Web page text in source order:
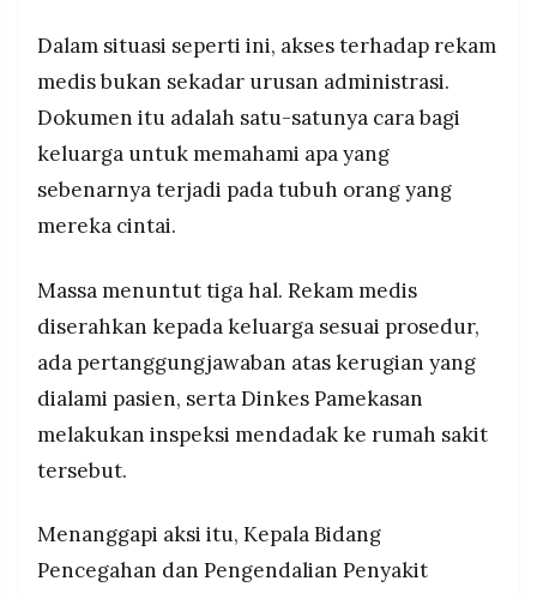
Dalam situasi seperti ini, akses terhadap rekam
medis bukan sekadar urusan administrasi.
Dokumen itu adalah satu-satunya cara bagi
keluarga untuk memahami apa yang
sebenarnya terjadi pada tubuh orang yang
mereka cintai.
Massa menuntut tiga hal. Rekam medis
diserahkan kepada keluarga sesuai prosedur,
ada pertanggungjawaban atas kerugian yang
dialami pasien, serta Dinkes Pamekasan
melakukan inspeksi mendadak ke rumah sakit
tersebut.
Menanggapi aksi itu, Kepala Bidang
Pencegahan dan Pengendalian Penyakit